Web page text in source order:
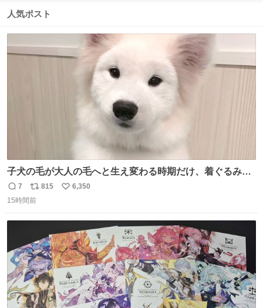
数
ス
人気ポスト
子犬の毛が大人の毛へと生え変わる時期だけ、着ぐるみを
着てるように見える良さがあります
返
信
7
リ
ポ
数
815
い
6,350
15時間前